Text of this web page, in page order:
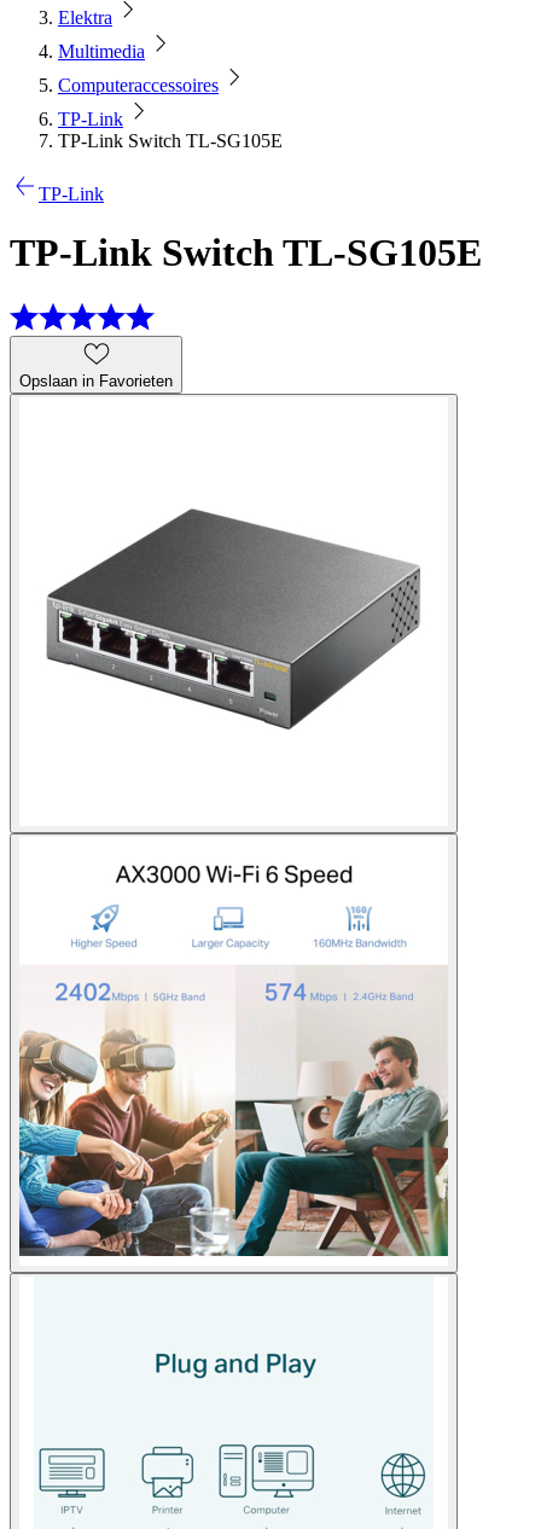
Elektra
Multimedia
Computeraccessoires
TP-Link
TP-Link Switch TL-SG105E
TP-Link
TP-Link Switch TL-SG105E
Opslaan in Favorieten